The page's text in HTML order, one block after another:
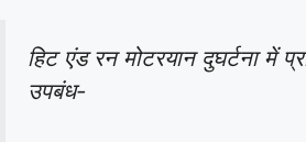
हिट एंड रन मोटरयान दुघर्टना में
उपबंध-